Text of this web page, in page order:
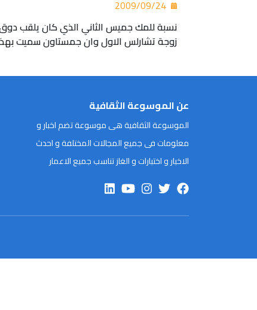
نسبة للمك جميس الثاني الذي كان يلقب دوق
زوجة تشارلس الاول وان جمستاون سميت
عن الموسوعة الثقافية
الموسوعة الثقافية هى موسوعة تضم اخبار و
معلومات فى جميع المجالات المختلفة و احدث
الاخبار و اختبارات و الغاز تناسب جميع الاعمار